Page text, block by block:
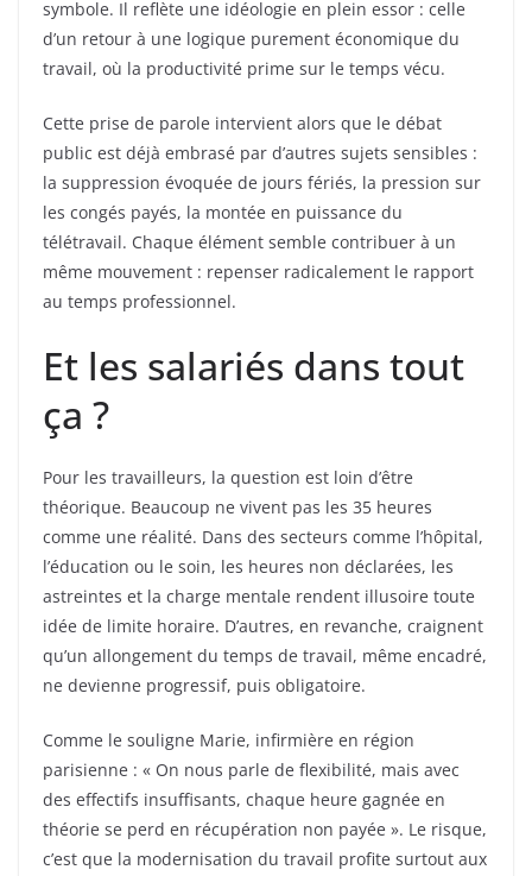
symbole. Il reflète une idéologie en plein essor : celle
d’un retour à une logique purement économique du
travail, où la productivité prime sur le temps vécu.
Cette prise de parole intervient alors que le débat
public est déjà embrasé par d’autres sujets sensibles :
la suppression évoquée de jours fériés, la pression sur
les congés payés, la montée en puissance du
télétravail. Chaque élément semble contribuer à un
même mouvement : repenser radicalement le rapport
au temps professionnel.
Et les salariés dans tout
ça ?
Pour les travailleurs, la question est loin d’être
théorique. Beaucoup ne vivent pas les 35 heures
comme une réalité. Dans des secteurs comme l’hôpital,
l’éducation ou le soin, les heures non déclarées, les
astreintes et la charge mentale rendent illusoire toute
idée de limite horaire. D’autres, en revanche, craignent
qu’un allongement du temps de travail, même encadré,
ne devienne progressif, puis obligatoire.
Comme le souligne Marie, infirmière en région
parisienne : « On nous parle de flexibilité, mais avec
des effectifs insuffisants, chaque heure gagnée en
théorie se perd en récupération non payée ». Le risque,
c’est que la modernisation du travail profite surtout aux